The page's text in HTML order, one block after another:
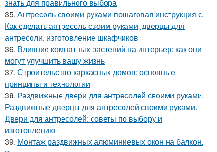
знать для правильного выбора
35. Антресоль своими руками пошаговая инструкция с.
Как сделать антресоль своим руками, дверцы для
антресоли, изготовление шкафчиков
36. Влияние комнатных растений на интерьер: как они
могут улучшить вашу жизнь
37. Строительство каркасных домов: основные
принципы и технологии
38. Раздвижные двери для антресолей своими руками.
Раздвижные дверцы для антресолей своими руками.
Двери для антресолей: советы по выбору и
изготовлению
39. Монтаж раздвижных алюминиевых окон на балкон.